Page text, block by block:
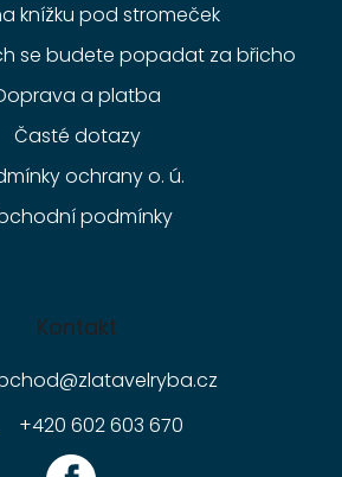
knížku pod stromeček
se budete popadat za břicho
a platba
Časté dotazy
ochrany o. ú.
podmínky
Kontakt
@zlatavelryba.cz
+420 602 603 670